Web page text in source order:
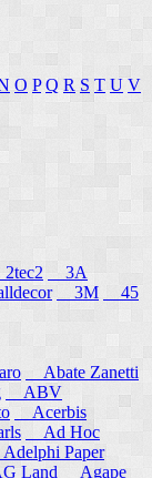
O P Q R S T U V
3A
3M
45
Abate Zanetti
ABV
Acerbis
Ad Hoc
Paper
Land Agape